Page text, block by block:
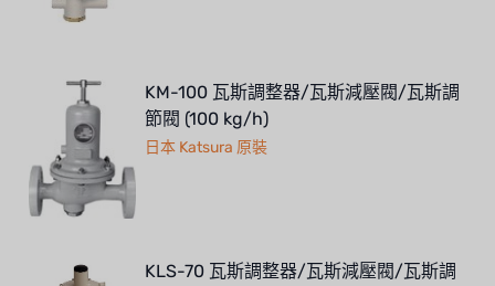
KM-100 瓦斯調整器/瓦斯減壓閥/瓦斯調
節閥 (100 kg/h)
日本 Katsura 原裝
KLS-70 瓦斯調整器/瓦斯減壓閥/瓦斯調